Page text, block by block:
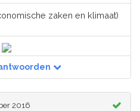
zaken en klimaat)
2016